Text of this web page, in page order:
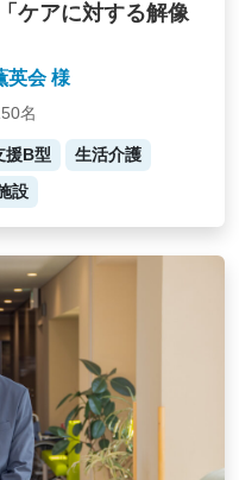
ケアに対する解像
英会 様
名
援B型
生活介護
設